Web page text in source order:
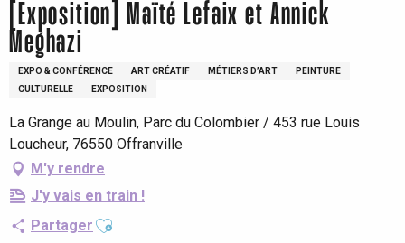
[Exposition] Maïté Lefaix et Annick
Meghazi
EXPO & CONFÉRENCE ART CRÉATIF MÉTIERS D’ART
PEINTURE
CULTURELLE
EXPOSITION
La Grange au Moulin, Parc du Colombier / 453 rue Louis
Loucheur, 76550 Offranville
M'y rendre
J'y vais en train !
Partager Ajouter aux favoris